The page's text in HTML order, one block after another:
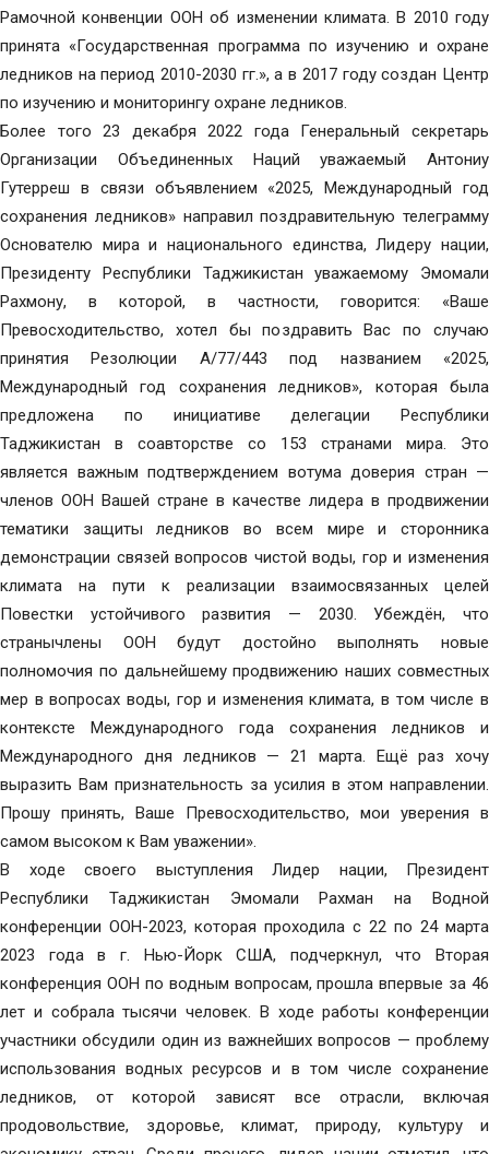
Рамочной конвенции ООН об изменении климата. В 2010 году
принята «Государственная программа по изучению и охране
ледников на период 2010-2030 гг.», а в 2017 году создан Центр
по изучению и мониторингу охране ледников.
Более того 23 декабря 2022 года Генеральный секретарь
Организации Объединенных Наций уважаемый Антониу
Гутерреш в связи объявлением «2025, Международный год
сохранения ледников» направил поздравительную телеграмму
Основателю мира и национального единства, Лидеру нации,
Президенту Республики Таджикистан уважаемому Эмомали
Рахмону, в которой, в частности, говорится: «Ваше
Превосходительство, хотел бы поздравить Вас по случаю
принятия Резолюции А/77/443 под названием «2025,
Международный год сохранения ледников», которая была
предложена по инициативе делегации Республики
Таджикистан в соавторстве со 153 странами мира. Это
является важным подтверждением вотума доверия стран —
членов ООН Вашей стране в качестве лидера в продвижении
тематики защиты ледников во всем мире и сторонника
демонстрации связей вопросов чистой воды, гор и изменения
климата на пути к реализации взаимосвязанных целей
Повестки устойчивого развития — 2030. Убеждён, что
странычлены ООН будут достойно выполнять новые
полномочия по дальнейшему продвижению наших совместных
мер в вопросах воды, гор и изменения климата, в том числе в
контексте Международного года сохранения ледников и
Международного дня ледников — 21 марта. Ещё раз хочу
выразить Вам признательность за усилия в этом направлении.
Прошу принять, Ваше Превосходительство, мои уверения в
самом высоком к Вам уважении».
В ходе своего выступления Лидер нации, Президент
Республики Таджикистан Эмомали Рахман на Водной
конференции ООН-2023, которая проходила с 22 по 24 марта
2023 года в г. Нью-Йорк США, подчеркнул, что Вторая
конференция ООН по водным вопросам, прошла впервые за 46
лет и собрала тысячи человек. В ходе работы конференции
участники обсудили один из важнейших вопросов — проблему
использования водных ресурсов и в том числе сохранение
ледников, от которой зависят все отрасли, включая
продовольствие, здоровье, климат, природу, культуру и